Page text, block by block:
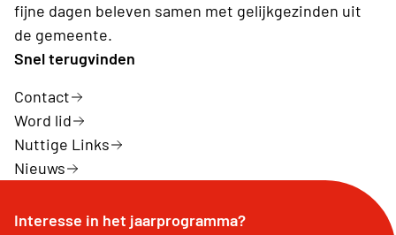
fijne dagen beleven samen met gelijkgezinden uit
de gemeente.
Snel terugvinden
Contact
Word lid
Nuttige Links
Nieuws
Interesse in het jaarprogramma?